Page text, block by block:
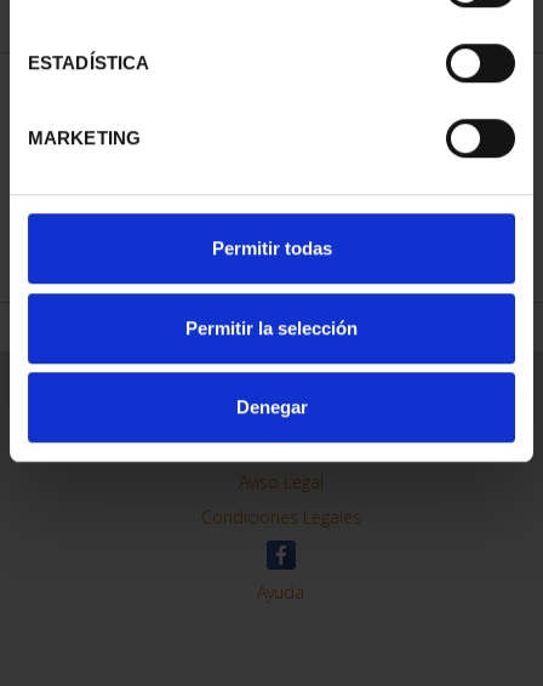
ESTADÍSTICA
MARKETING
Permitir todas
Permitir la selección
Denegar
REFINE
Contacto
Preguntas Frequentes (FAQs)
Aviso Legal
Condiciones Legales
Ayuda